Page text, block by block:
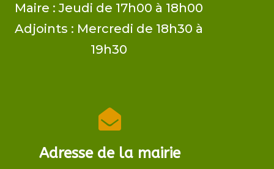
Maire ​: Jeudi de 17h00 à 18h00
Adjoints​ : Mercredi de 18h30 à
19h30

Adresse de la mairie